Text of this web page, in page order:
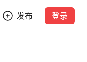
发布 登录